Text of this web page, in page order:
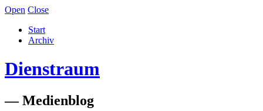
Open Close
Start
Archiv
Dienstraum
— Medienblog